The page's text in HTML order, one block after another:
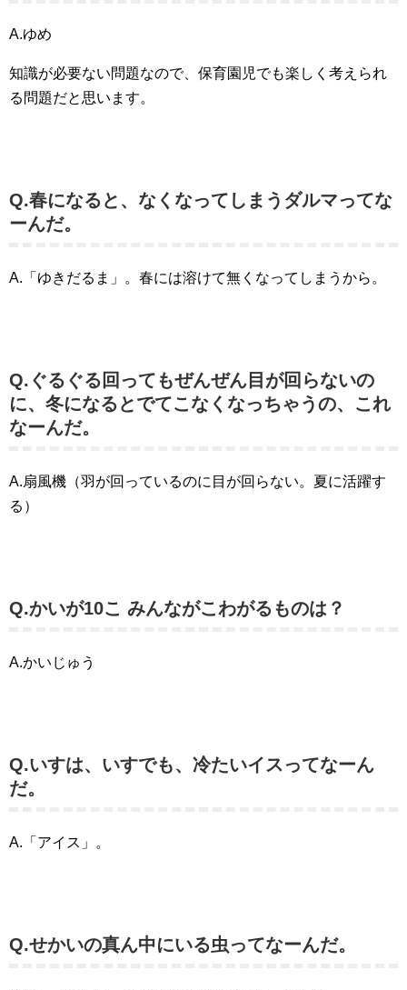
A.ゆめ
知識が必要ない問題なので、保育園児でも楽しく考えられ
る問題だと思います。
Q.春になると、なくなってしまうダルマってな
ーんだ。
A.「ゆきだるま」。春には溶けて無くなってしまうから。
Q.ぐるぐる回ってもぜんぜん目が回らないの
に、冬になるとでてこなくなっちゃうの、これ
なーんだ。
A.扇風機（羽が回っているのに目が回らない。夏に活躍す
る）
Q.かいが10こ みんながこわがるものは？
A.かいじゅう
Q.いすは、いすでも、冷たいイスってなーん
だ。
A.「アイス」。
Q.せかいの真ん中にいる虫ってなーんだ。